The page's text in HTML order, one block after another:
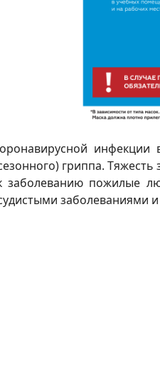
инфекции
гриппа. Тяжесть
пожилые
заболеваниями